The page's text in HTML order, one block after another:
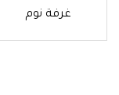
غرفة نوم